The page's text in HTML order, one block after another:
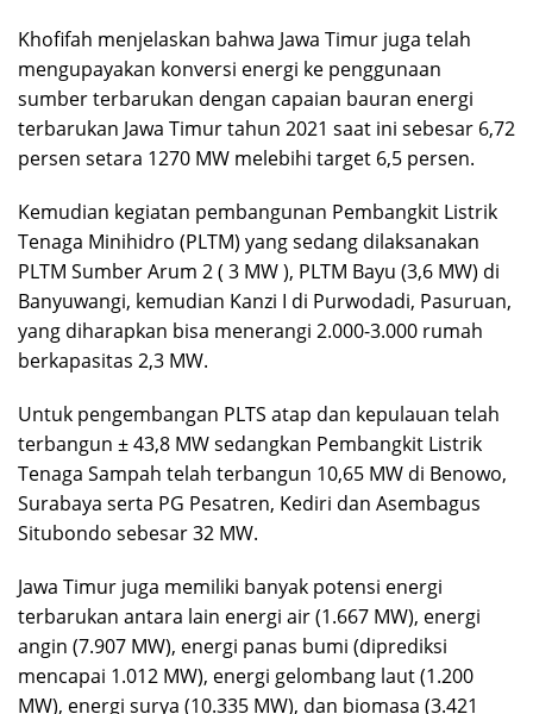
Khofifah menjelaskan bahwa Jawa Timur juga telah
mengupayakan konversi energi ke penggunaan
sumber terbarukan dengan capaian bauran energi
terbarukan Jawa Timur tahun 2021 saat ini sebesar 6,72
persen setara 1270 MW melebihi target 6,5 persen.
Kemudian kegiatan pembangunan Pembangkit Listrik
Tenaga Minihidro (PLTM) yang sedang dilaksanakan
PLTM Sumber Arum 2 ( 3 MW ), PLTM Bayu (3,6 MW) di
Banyuwangi, kemudian Kanzi I di Purwodadi, Pasuruan,
yang diharapkan bisa menerangi 2.000-3.000 rumah
berkapasitas 2,3 MW.
Untuk pengembangan PLTS atap dan kepulauan telah
terbangun ± 43,8 MW sedangkan Pembangkit Listrik
Tenaga Sampah telah terbangun 10,65 MW di Benowo,
Surabaya serta PG Pesatren, Kediri dan Asembagus
Situbondo sebesar 32 MW.
Jawa Timur juga memiliki banyak potensi energi
terbarukan antara lain energi air (1.667 MW), energi
angin (7.907 MW), energi panas bumi (diprediksi
mencapai 1.012 MW), energi gelombang laut (1.200
MW), energi surya (10.335 MW), dan biomasa (3.421